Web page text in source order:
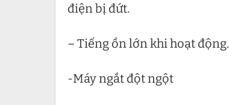
điện bị đứt.
– Tiếng ồn lớn khi hoạt động.
-Máy ngắt đột ngột